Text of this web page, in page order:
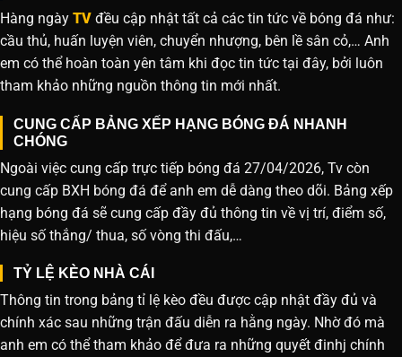
Hàng ngày TV đều cập nhật tất cả các tin tức về bóng đá như:
cầu thủ, huấn luyện viên, chuyển nhượng, bên lề sân cỏ,… Anh
em có thể hoàn toàn yên tâm khi đọc tin tức tại đây, bởi luôn
tham khảo những nguồn thông tin mới nhất.
CUNG CẤP BẢNG XẾP HẠNG BÓNG ĐÁ NHANH
CHÓNG
Ngoài việc cung cấp trực tiếp bóng đá 27/04/2026, Tv còn
cung cấp BXH bóng đá để anh em dễ dàng theo dõi. Bảng xếp
hạng bóng đá sẽ cung cấp đầy đủ thông tin về vị trí, điểm số,
hiệu số thắng/ thua, số vòng thi đấu,…
TỶ LỆ KÈO NHÀ CÁI
Thông tin trong bảng tỉ lệ kèo đều được cập nhật đầy đủ và
chính xác sau những trận đấu diễn ra hằng ngày. Nhờ đó mà
anh em có thể tham khảo để đưa ra những quyết đinhj chính